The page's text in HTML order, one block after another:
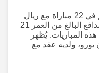
شارك راوول أسيينسيو هذا الموسم في 22 مباراة مع ريال
مدريد، منها 11 مباراة كأساسي. المدافع البالغ من العمر 21
المباريات. يُظهر
7.5 مليون يورو، ولديه عقد مع